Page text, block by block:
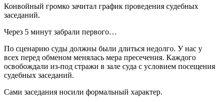
Конвойный громко зачитал график проведения судебных
заседаний.
Через 5 минут забрали первого…
По сценарию суды должны были длиться недолго. У нас у
всех перед обменом менялась мера пресечения. Каждого
освобождали из-под стражи в зале суда с условием посещения
судебных заседаний.
Сами заседания носили формальный характер.